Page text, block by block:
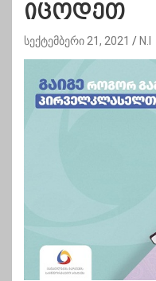
იცოდეთ
სექტემბერი 21, 2021 N.I